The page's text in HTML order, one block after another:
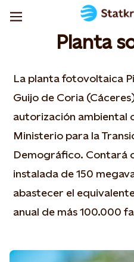
Planta
La planta fotovoltaica
Guijo de Coria
autorización ambiental
Ministerio para la
Demográfico. Contará
instalada de 150
abastecer el
anual de más 100.000